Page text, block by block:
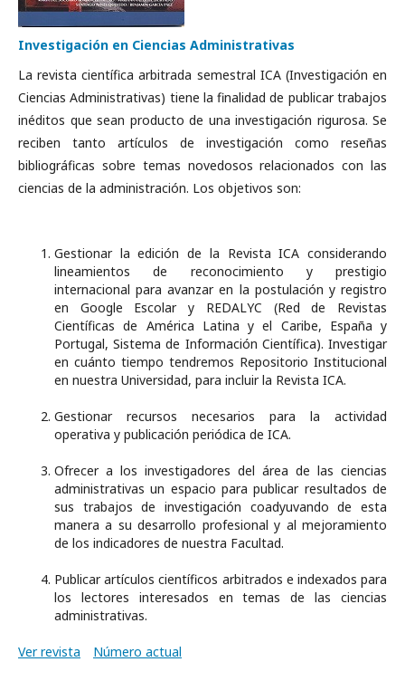
Investigación en Ciencias Administrativas
La revista científica arbitrada semestral ICA (Investigación en
Ciencias Administrativas) tiene la finalidad de publicar trabajos
inéditos que sean producto de una investigación rigurosa. Se
reciben tanto artículos de investigación como reseñas
bibliográficas sobre temas novedosos relacionados con las
ciencias de la administración. Los objetivos son:
Gestionar la edición de la Revista ICA considerando
lineamientos de reconocimiento y prestigio
internacional para avanzar en la postulación y registro
en Google Escolar y REDALYC (Red de Revistas
Científicas de América Latina y el Caribe, España y
Portugal, Sistema de Información Científica). Investigar
en cuánto tiempo tendremos Repositorio Institucional
en nuestra Universidad, para incluir la Revista ICA.
Gestionar recursos necesarios para la actividad
operativa y publicación periódica de ICA.
Ofrecer a los investigadores del área de las ciencias
administrativas un espacio para publicar resultados de
sus trabajos de investigación coadyuvando de esta
manera a su desarrollo profesional y al mejoramiento
de los indicadores de nuestra Facultad.
Publicar artículos científicos arbitrados e indexados para
los lectores interesados en temas de las ciencias
administrativas.
Ver revista Número actual